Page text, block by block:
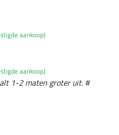
aankoop)
aankoop)
1-2 maten groter uit. #